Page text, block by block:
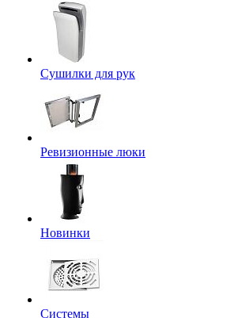
Сушилки для рук
Ревизионные люки
Новинки
Системы